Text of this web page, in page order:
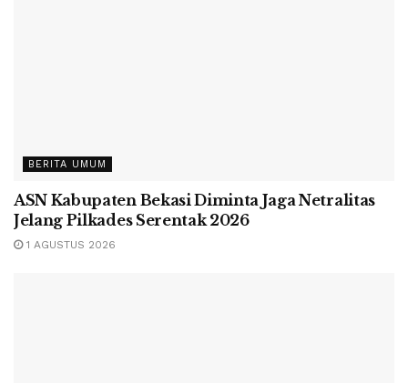
BERITA UMUM
ASN Kabupaten Bekasi Diminta Jaga Netralitas
Jelang Pilkades Serentak 2026
1 AGUSTUS 2026